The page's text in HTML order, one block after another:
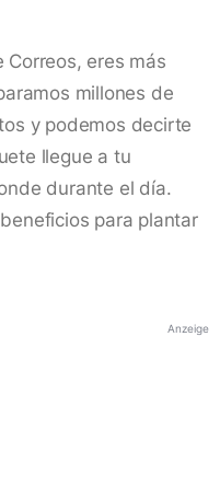
Correos, eres más
millones de
y podemos decirte
llegue a tu
durante el día.
para plantar
Anzeige